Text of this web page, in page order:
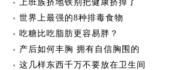
上班族挤地铁别把健康挤掉了
世界上最强的8种排毒食物
吃糖比吃脂肪更容易胖？
产后如何丰胸 拥有自信胸围的
这几样东西千万不要放在卫生间